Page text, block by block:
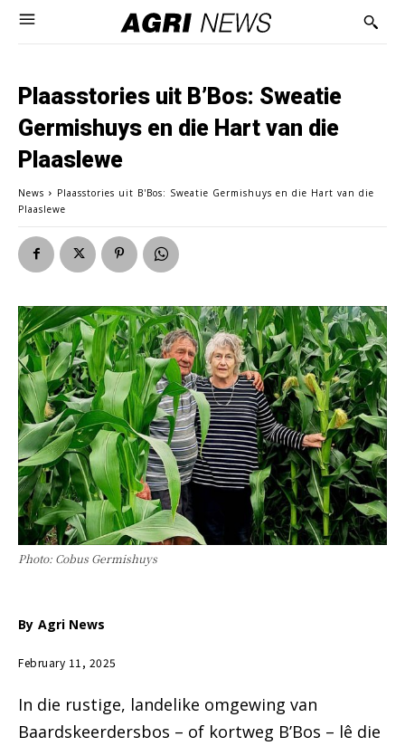
Plaasstories uit B’Bos: Sweatie
Germishuys en die Hart van die
Plaaslewe
News
Plaasstories uit B'Bos: Sweatie Germishuys en die Hart van die
Plaaslewe
Photo: Cobus Germishuys
By Agri News
February 11, 2025
In die rustige, landelike omgewing van
Baardskeerdersbos – of kortweg B’Bos – lê die